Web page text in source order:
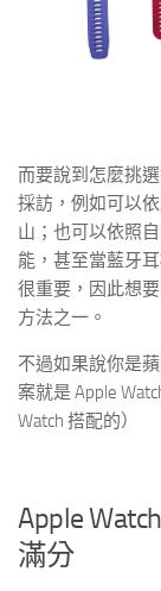
而要說到怎麼挑
採訪，例如可以
山；也可以依照
能，甚至當藍牙
很重要，因此想
方法之一。
不過如果說你是
案就是 Apple
Watch 搭配的）
Apple
滿分